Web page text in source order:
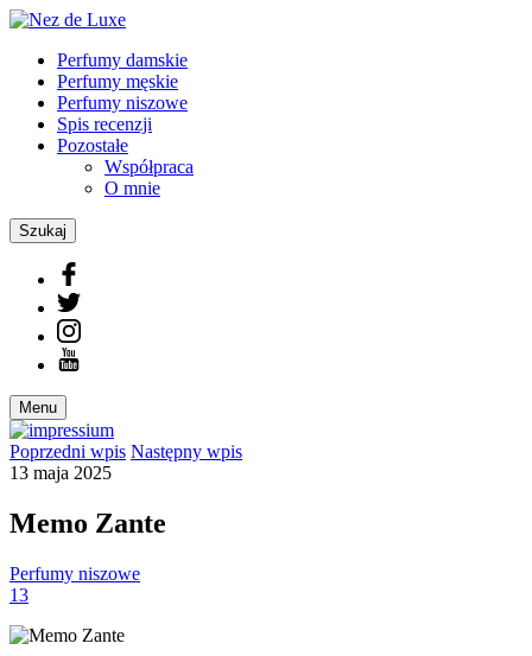
Perfumy damskie
Perfumy męskie
Perfumy niszowe
Spis recenzji
Pozostałe
Współpraca
O mnie
Szukaj
Menu
Poprzedni wpis Następny wpis
13 maja 2025
Memo Zante
Perfumy niszowe
13